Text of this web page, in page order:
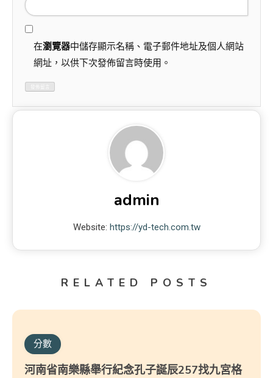
在瀏覽器中儲存顯示名稱、電子郵件地址及個人網站
網址，以供下次發佈留言時使用。
admin
Website: https://yd-tech.com.tw
RELATED POSTS
分數
河南省南樂縣舉行紀念孔子誕辰257找九宮格